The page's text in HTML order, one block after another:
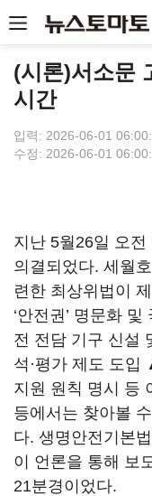
(시론)서소문
시간
입력: 2026-06-01
수정: 2026-06-01
지난 5월26일 오전
의결되었다. 세월
련한 최상위법이
‘안전권’ 명문화
전 전담 기구 신설
석·평가 제도 도
지원 원칙 명시 등
등에서는 찾아볼
다. 생명안전기본
이 언론을 통해 보
21분경이었다.